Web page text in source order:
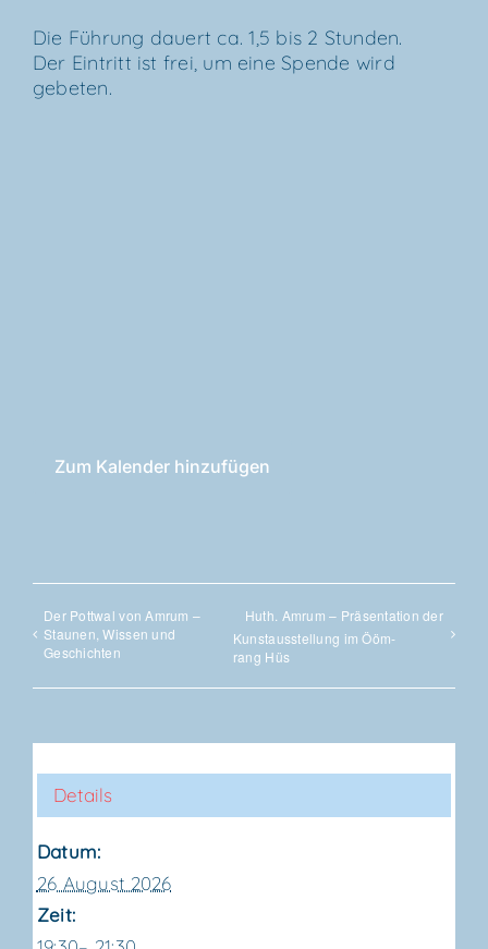
Die Füh­rung dau­ert ca. 1,5 bis 2 Stun­den.
Der Ein­tritt ist frei, um eine Spen­de wird
gebeten.
Zum Kalender hinzufügen
Der Pott­wal von Amrum –
Stau­nen, Wis­sen und
Geschichten
Huth. Amrum – Prä­sen­ta­ti­on der
Kunst­aus­stel­lung im Ööm­
rang Hüs
Details
Datum:
26 August 2026
Zeit: